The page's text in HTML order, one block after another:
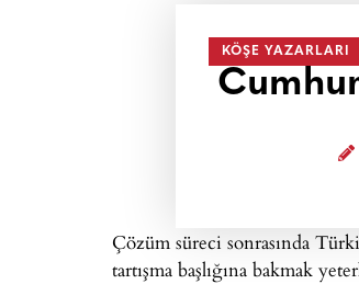
KÖŞE YAZARLARI
Çözüm süreci sonrasında
tartışma başlığına bakmak